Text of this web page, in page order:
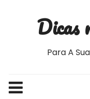
Dicas
Para A